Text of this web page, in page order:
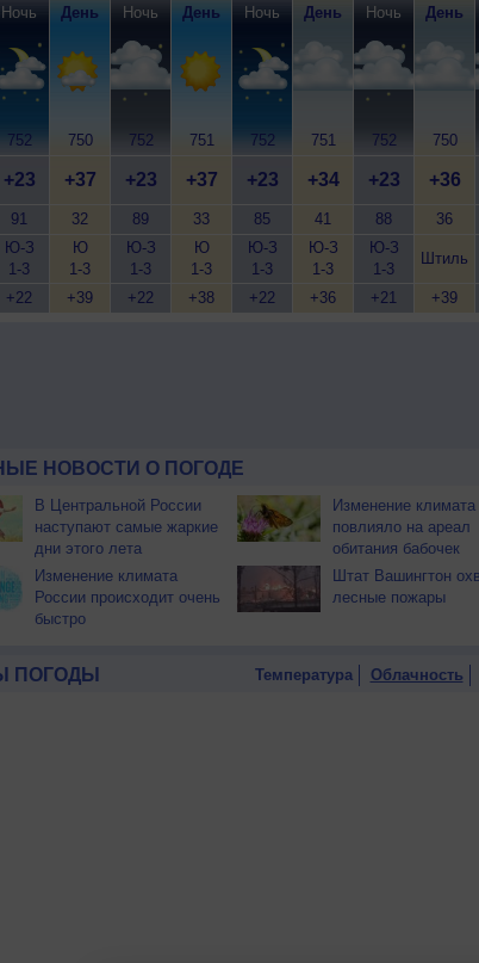
Ночь
752
+23
91
Ю-З
1-3
+22
День
750
+37
32
Ю
1-3
+39
Ночь
752
+23
89
Ю-З
1-3
+22
День
751
+37
33
Ю
1-3
+38
Ночь
752
+23
85
Ю-З
1-3
+22
День
751
+34
41
Ю-З
1-3
+36
Ночь
752
+23
88
Ю-З
1-3
+21
День
750
+36
36
Штиль
+39
НОВОСТИ О ПОГОДЕ
В Центральной России
наступают самые жаркие
дни этого лета
Изменение климата
повлияло на ареал
обитания бабочек
Изменение климата
России происходит очень
быстро
Штат Вашингтон
лесные пожары
ПОГОДЫ Температура Облачность